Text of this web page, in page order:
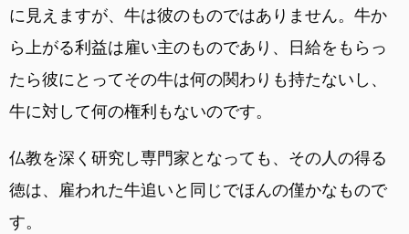
に見えますが、牛は彼のものではありません。牛か
ら上がる利益は雇い主のものであり、日給をもらっ
たら彼にとってその牛は何の関わりも持たないし、
牛に対して何の権利もないのです。
仏教を深く研究し専門家となっても、その人の得る
徳は、雇われた牛追いと同じでほんの僅かなもので
す。